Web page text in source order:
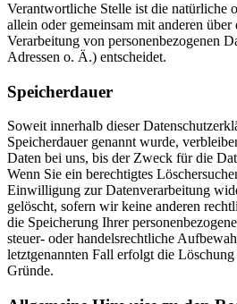
Verantwortliche Stelle ist die natürliche
allein oder gemeinsam mit anderen
Verarbeitung von personenbezogenen
Adressen o. Ä.) entscheidet.
Speicherdauer
Soweit innerhalb dieser
Speicherdauer genannt wurde,
Daten bei uns, bis der Zweck für die
Wenn Sie ein berechtigtes
Einwilligung zur Datenverarbeitung
gelöscht, sofern wir keine anderen
die Speicherung Ihrer
steuer- oder handelsrechtliche
letztgenannten Fall erfolgt die
Gründe.